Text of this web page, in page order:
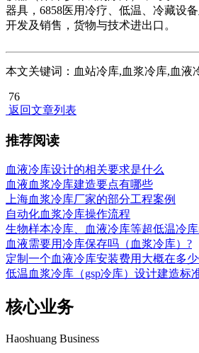
器具，6858医用冷疗、低温、冷藏设
开发及销售，货物与技术进出口。
本文关键词：血站冷库,血浆冷库,血液
76
返回文章列表
推荐阅读
血液冷库设计的相关要求是什么
血液血浆冷库建造要点有哪些
上海血浆冷库厂家的部分工程案例
自动化血浆冷库操作流程
生物样本冷库、血液冷库等超低温冷
血液需要用冷库保存吗（血浆冷库）?
定制一个血液冷库安装费用大概在多少
低温血浆冷库（gsp冷库）设计建造标
核心业务
Haoshuang Business